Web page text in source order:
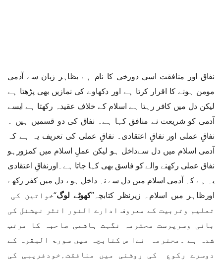
نفاق اور منافقت اسی دورخی کا نام ہے بظاہر زبان سے آدمی
مومن ہونے کا اقرار کرتا ہے اور دکھاوے کی نمازیں بھی پڑھتا ہے
لیکن دل میں کافر رہتا ہے اسلام کے خلاف عقیدہ رکھتا ہے ایسے
آدمی کو شریعت نے منافق کہا ہے۔ نفاق کی دو قسمیں ہیں ۔
نفاقِ عملی اور نفاقِ اعتقادی۔ نفاقِ عملی کی تعریف یہ ہے کہ
آدمی اسلام میں دل سےداخل ہو لیکن عملِ اسلام میں کمزورہو
نفاق عملی رکھنے والے کو فاسق بھی کہا جاتا ہے۔اورنفاقِ اعتقادی
یہ ہے کہ آدمی اسلام میں دل سے نہ داخل ہو ، دل میں کفر رکھے
اورظاہر میں اسلام۔ زیرنظر کتابچہ’’کھوٹے لوگ‘‘خواتین کی
تعلیم وتربیت کے معروف ادارے النور انٹر نیشنل کی
بانی وسرپرست محترمہ نگہت ہاشمی صاحبہ کا مرتب
شدہ ہے ۔محترمہ نےا س کتابچہ میں سورۃ البقرہ کے
دوسرے رکوع کی روشنی میں منافقت؍خودفریبی کی